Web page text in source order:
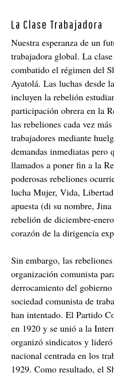
La Clase Trabajadora
Nuestra esperanza de un
trabajadora global. La
combatido el régimen del
Ayatolá. Las luchas desde
incluyen la rebelión
participación obrera en la
las rebeliones cada vez
trabajadores mediante
demandas inmediatas pero
llamados a poner fin a la
poderosas rebeliones
lucha Mujer, Vida,
apuesta (di su nombre,
rebelión de diciembre-
corazón de la dirigencia
Sin embargo, las
organización comunista
derrocamiento del
sociedad comunista de
han intentado. El Partido
en 1920 y se unió a la
organizó sindicatos y
nacional centrada en los
1929. Como resultado, el